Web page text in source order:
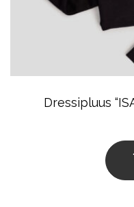
Dressipluus